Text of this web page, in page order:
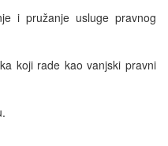
i pružanje usluge pravnog
koji rade kao vanjski pravni